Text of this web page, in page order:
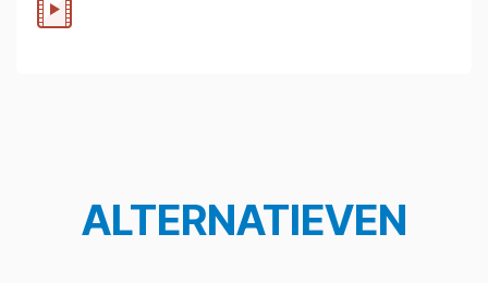
ALTERNATIEVEN